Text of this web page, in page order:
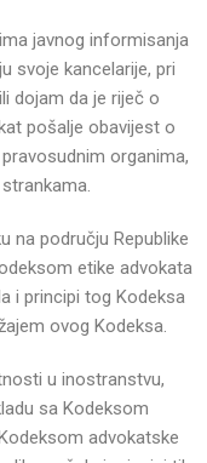
javnog informisanja
svoje kancelarije, pri
dojam da je riječ o
pošalje obavijest o
organima,
na području Republike
etike advokata
i principi tog Kodeksa
ovog Kodeksa.
u inostranstvu,
sa Kodeksom
advokatske